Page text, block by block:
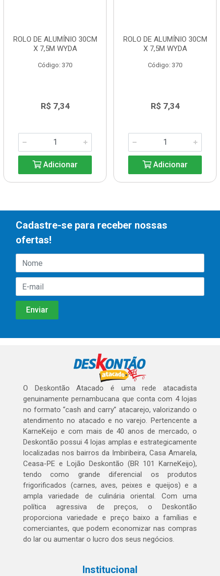
ROLO DE ALUMÍNIO 30CM
X 7,5M WYDA
Código: 370
R$ 7,34
Adicionar
ROLO DE ALUMÍNIO 30CM
X 7,5M WYDA
Código: 370
R$ 7,34
Adicionar
Cadastre-se para receber nossas
ofertas!
O Deskontão Atacado é uma rede atacadista
genuinamente pernambucana que conta com 4 lojas
no formato “cash and carry” atacarejo, valorizando o
atendimento no atacado e no varejo. Pertencente a
KarneKeijo e com mais de 40 anos de mercado, o
Deskontão possui 4 lojas amplas e estrategicamente
localizadas nos bairros da Imbiribeira, Casa Amarela,
Ceasa-PE e Lojão Deskontão (BR 101 KarneKeijo),
tendo como grande diferencial os produtos
frigorificados (carnes, aves, peixes e queijos) e a
ampla variedade de culinária oriental. Com uma
política agressiva de preços, o Deskontão
proporciona variedade e preço baixo a famílias e
comerciantes, que podem economizar nas compras
do lar ou aumentar o lucro dos seus negócios.
Institucional